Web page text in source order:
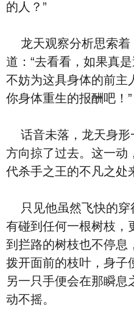
的人？”
龙天观察分析思索着
道：“去看看，如果真
不妨为这具身体的前主
你身体重生的报酬吧！”
话音未落，龙天身形
方向掠了过去。这一动
代杀手之王的不凡之处
只见他虽然飞快的穿
有碰到任何一根树枝，
到拦路的树枝也不停息
拨开面前的枝叶，身子
另一只手便会在那瞬息
动不摇。